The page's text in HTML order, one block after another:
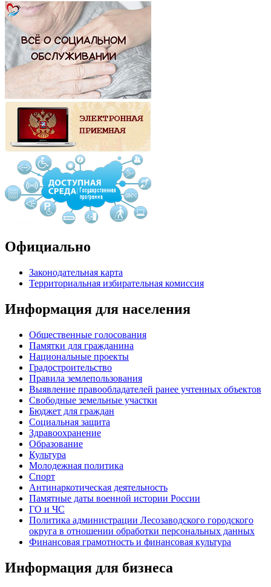
Официально
Законодательная карта
Территориальная избирательная комиссия
Информация для населения
Общественные голосования
Памятки для гражданина
Национальные проекты
Градостроительство
Правила землепользования
Выявление правообладателей ранее учтенных объектов
Свободные земельные участки
Бюджет для граждан
Социальная защита
Здравоохранение
Образование
Культура
Молодежная политика
Спорт
Антинаркотическая деятельность
Памятные даты военной истории России
ГО и ЧС
Политика администрации Лесозаводского городского
округа в отношении обработки персональных данных
Финансовая грамотность и финансовая культура
Информация для бизнеса